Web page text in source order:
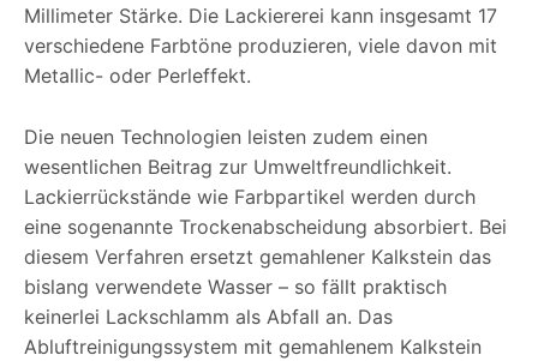
Millimeter Stärke. Die Lackiererei kann insgesamt 17
verschiedene Farbtöne produzieren, viele davon mit
Metallic- oder Perleffekt.
Die neuen Technologien leisten zudem einen
wesentlichen Beitrag zur Umweltfreundlichkeit.
Lackierrückstände wie Farbpartikel werden durch
eine sogenannte Trockenabscheidung absorbiert. Bei
diesem Verfahren ersetzt gemahlener Kalkstein das
bislang verwendete Wasser – so fällt praktisch
keinerlei Lackschlamm als Abfall an. Das
Abluftreinigungssystem mit gemahlenem Kalkstein